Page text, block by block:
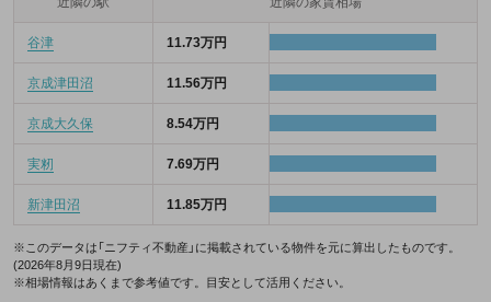
谷津 11.73万円
京成津田沼 11.56万円
京成大久保 8.54万円
実籾 7.69万円
新津田沼 11.85万円
※このデータは「ニフティ不動産」に掲載されている物件を元に算出したものです。
(2026年8月9日現在)
※相場情報はあくまで参考値です。目安として活用ください。